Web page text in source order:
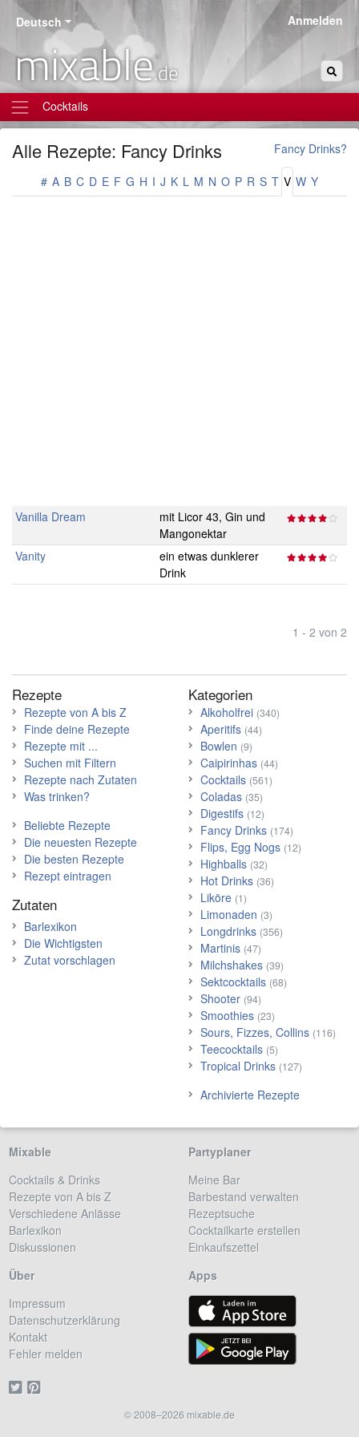
Deutsch
mixable.de
Anmelden
Cocktails
Fancy Drinks?
Alle Rezepte: Fancy Drinks
# A B C D E F G H I J K L M N O P R S T V W Y
Vanilla Dream
mit Licor 43, Gin und
Mangonektar
Vanity
ein etwas dunklerer
Drink
1 - 2 von 2
Rezepte
Rezepte von A bis Z
Finde deine Rezepte
Rezepte mit ...
Suchen mit Filtern
Rezepte nach Zutaten
Was trinken?
Beliebte Rezepte
Die neuesten Rezepte
Die besten Rezepte
Rezept eintragen
Zutaten
Barlexikon
Die Wichtigsten
Zutat vorschlagen
Kategorien
Alkoholfrei (340)
Aperitifs (44)
Bowlen (9)
Caipirinhas (44)
Cocktails (561)
Coladas (35)
Digestifs (12)
Fancy Drinks (174)
Flips, Egg Nogs (12)
Highballs (32)
Hot Drinks (36)
Liköre (1)
Limonaden (3)
Longdrinks (356)
Martinis (47)
Milchshakes (39)
Sektcocktails (68)
Shooter (94)
Smoothies (23)
Sours, Fizzes, Collins (116)
Teecocktails (5)
Tropical Drinks (127)
Archivierte Rezepte
Mixable
Cocktails & Drinks
Rezepte von A bis Z
Verschiedene Anlässe
Barlexikon
Diskussionen
Partyplaner
Meine Bar
Barbestand verwalten
Rezeptsuche
Cocktailkarte erstellen
Einkaufszettel
Über
Impressum
Datenschutzerklärung
Kontakt
Fehler melden
Apps
© 2008–2026 mixable.de